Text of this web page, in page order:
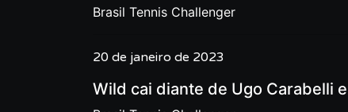
Brasil Tennis Challenger
20 de janeiro de 2023
Wild cai diante de Ugo Carabelli